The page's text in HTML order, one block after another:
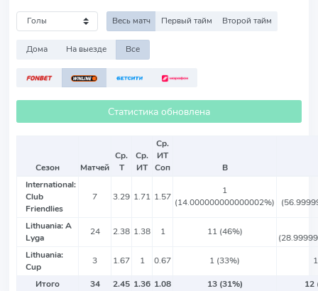
Весь матч Первый тайм Второй тайм
Дома На выезде Все
Статистика обновлена
Сезон Матчей
Ср.
Т
Ср.
ИТ
Ср.
ИТ
Соп
В
International:
Club
Friendlies
7 3.29 1.71 1.57
1
(14.000000000000002%)
Lithuania: A
Lyga
24 2.38 1.38 1 11 (46%)
Lithuania:
Cup
3 1.67 1 0.67 1 (33%)
Итого 34 2.45 1.36 1.08 13 (31%) 12